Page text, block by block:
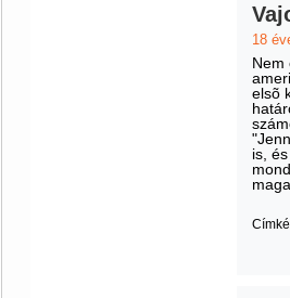
18
Nem
elsõ
is,